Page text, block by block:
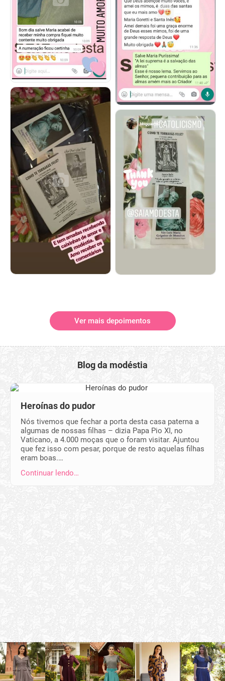
Ver mais depoimentos
Blog da modéstia
Heroínas do pudor
Nós tivemos que fechar a porta desta casa paterna a
algumas de nossas filhas – dizia Papa Pio XI, no
Vaticano, a 4.000 moças que o foram visitar. Ajuntou
que fez isso com pesar, porque de resto aquelas filhas
eram boas.…
Continuar lendo…